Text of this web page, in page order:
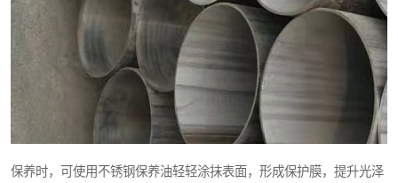
保养时，可使用不锈钢保养油轻轻涂抹表面，形成保护膜，提升光泽